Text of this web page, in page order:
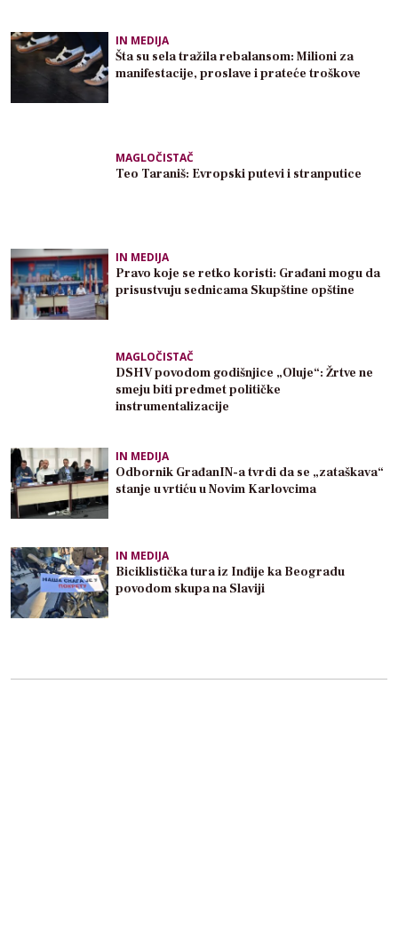
IN MEDIJA
Šta su sela tražila rebalansom: Milioni za
manifestacije, proslave i prateće troškove
MAGLOČISTAČ
Teo Taraniš: Evropski putevi i stranputice
IN MEDIJA
Pravo koje se retko koristi: Građani mogu da
prisustvuju sednicama Skupštine opštine
MAGLOČISTAČ
DSHV povodom godišnjice „Oluje“: Žrtve ne
smeju biti predmet političke
instrumentalizacije
IN MEDIJA
Odbornik GrađanIN-a tvrdi da se „zataškava“
stanje u vrtiću u Novim Karlovcima
IN MEDIJA
Biciklistička tura iz Inđije ka Beogradu
povodom skupa na Slaviji